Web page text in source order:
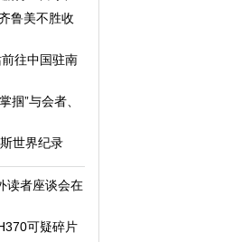
鲁美不胜收
往中国驻南
掴”与会者、
世界纪录
读者座谈会在
可疑碎片